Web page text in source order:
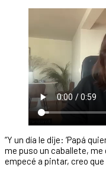
“Y un día le dije: ‘Papá
me puso un caballete, me
empecé a pintar, creo